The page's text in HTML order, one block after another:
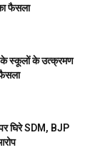
फैसला
के स्कूलों के उत्क्रमण
फैसला
घिरे SDM, BJP